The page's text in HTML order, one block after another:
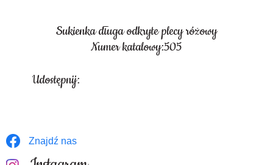
Sukienka długa odkryte plecy różowy
Numer katalowy:505
Udostępnij:
Znajdź nas